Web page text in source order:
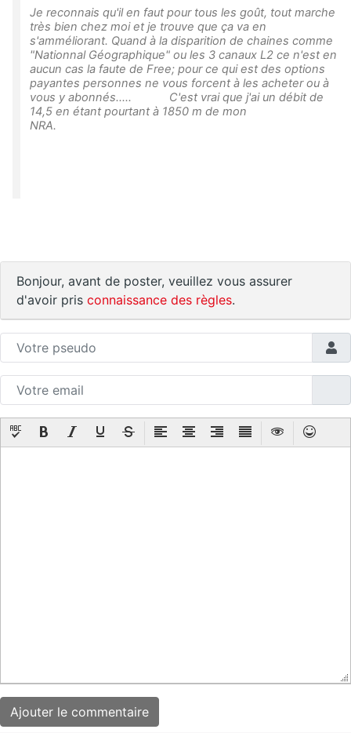
Je reconnais qu'il en faut pour tous les goût, tout marche
très bien chez moi et je trouve que ça va en
s'amméliorant. Quand à la disparition de chaines comme
"Nationnal Géographique" ou les 3 canaux L2 ce n'est en
aucun cas la faute de Free; pour ce qui est des options
payantes personnes ne vous forcent à les acheter ou à
vous y abonnés..... C'est vrai que j'ai un débit de
14,5 en étant pourtant à 1850 m de mon
NRA.
Bonjour, avant de poster, veuillez vous assurer
d'avoir pris connaissance des règles.